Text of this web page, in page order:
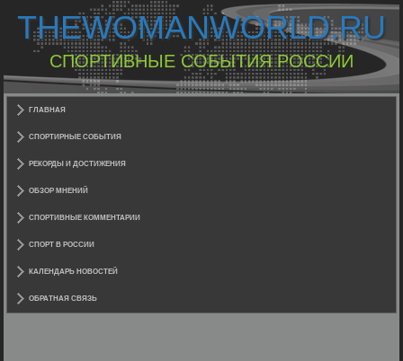
THEWOMANWORLD.RU
СПОРТИВНЫЕ СОБЫТИЯ РОССИИ
ГЛАВНАЯ
СПОРТИРНЫЕ СОБЫТИЯ
РЕКОРДЫ И ДОСТИЖЕНИЯ
ОБЗОР МНЕНИЙ
СПОРТИВНЫЕ КОММЕНТАРИИ
СПОРТ В РОССИИ
КАЛЕНДАРЬ НОВОСТЕЙ
ОБРАТНАЯ СВЯЗЬ